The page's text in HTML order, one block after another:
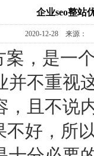
企业seo整站
2020-12-28 来源：
，是一
并不重视
，且不说
不好，所